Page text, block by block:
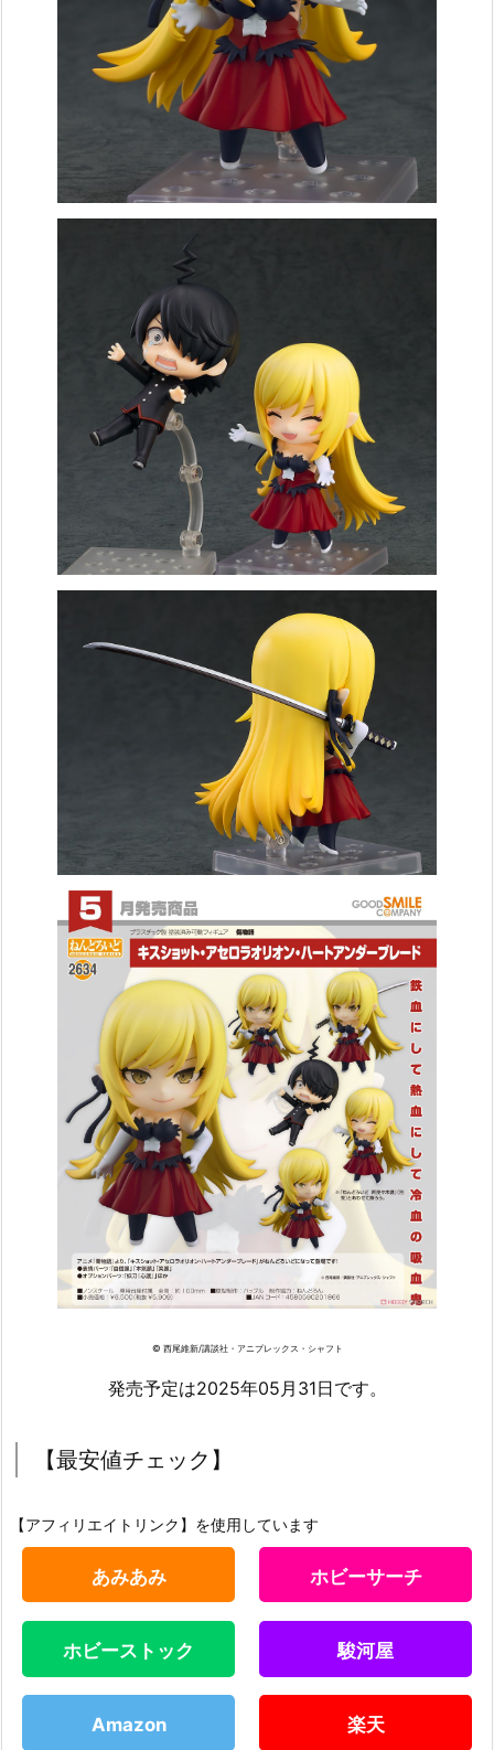
© 西尾維新/講談社・アニプレックス・シャフト
発売予定は2025年05月31日です。
【最安値チェック】
【アフィリエイトリンク】を使用しています
あみあみ ホビーサーチ
ホビーストック 駿河屋
Amazon 楽天